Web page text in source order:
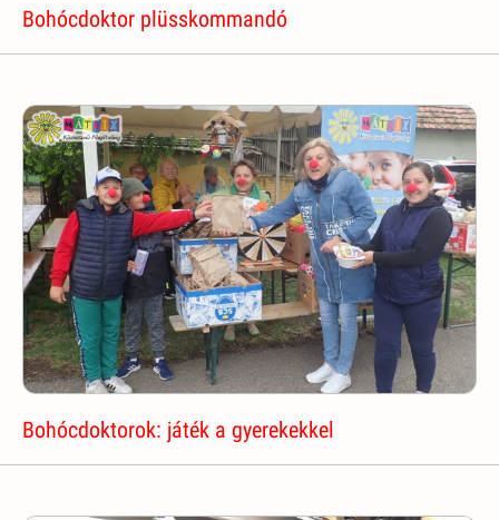
Bohócdoktor plüsskommandó
Bohócdoktorok: játék a gyerekekkel